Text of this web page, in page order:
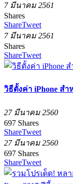
7 มีนาคม 2561
Shares
ShareTweet
7 มีนาคม 2561
Shares
ShareTweet
วิธีตั้งค่า iPhone ส
27 มีนาคม 2560
697 Shares
ShareTweet
27 มีนาคม 2560
697 Shares
ShareTweet